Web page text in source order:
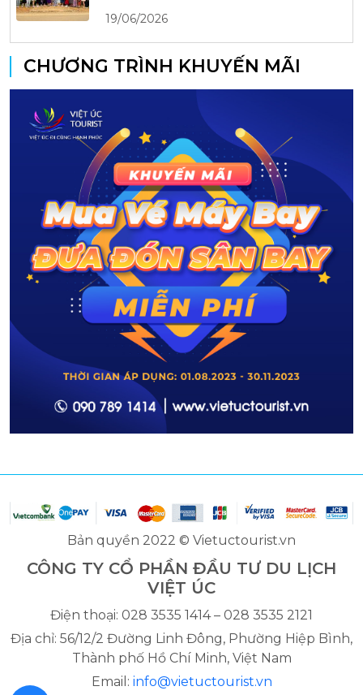
19/06/2026
CHƯƠNG TRÌNH KHUYẾN MÃI
Bản quyền 2022 © Vietuctourist.vn
CÔNG TY CỔ PHẦN ĐẦU TƯ DU LỊCH
VIỆT ÚC
Điện thoại: 028 3535 1414 – 028 3535 2121
Địa chỉ: 56/12/2 Đường Linh Đông, Phường Hiệp Bình,
Thành phố Hồ Chí Minh, Việt Nam
Email: info@vietuctourist.vn